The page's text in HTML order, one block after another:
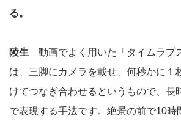
る。
陵生 動画でよく用いた「タイムラプ
は、三脚にカメラを載せ、何秒かに１
けてつなぎ合わせるというもので、長
で表現する手法です。絶景の前で10時